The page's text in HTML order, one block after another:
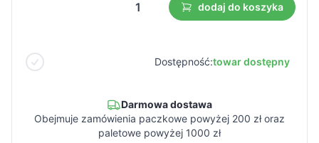
dodaj do koszyka
Dostępność:towar dostępny
Darmowa dostawa
Obejmuje zamówienia paczkowe powyżej 200 zł oraz
paletowe powyżej 1000 zł